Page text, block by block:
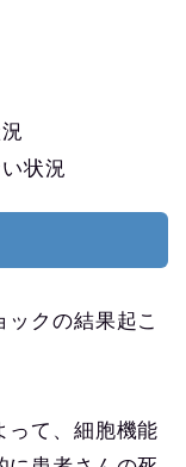
状況
ックの結果起こ
って、細胞機能